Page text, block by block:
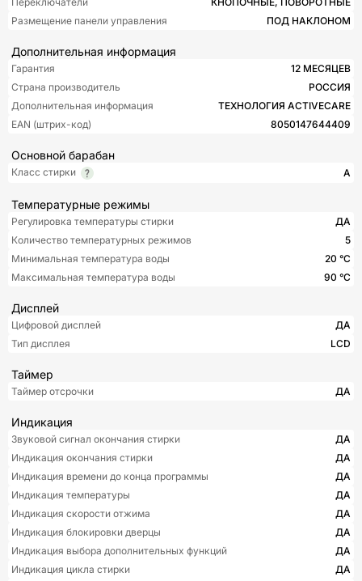
Размещение панели управления
ПОД НАКЛОНОМ
Дополнительная информация
Гарантия
12 МЕСЯЦЕВ
Страна производитель
РОССИЯ
Дополнительная информация
ТЕХНОЛОГИЯ ACTIVECARE
EAN (штрих-код)
8050147644409
Основной барабан
Класс стирки A
Температурные режимы
Регулировка температуры стирки
ДА
Количество температурных режимов
5
Минимальная температура воды
20 °С
Максимальная температура воды
90 °С
Дисплей
Цифровой дисплей
ДА
Тип дисплея
LCD
Таймер
Таймер отсрочки ДА
Индикация
Звуковой сигнал окончания стирки
ДА
Индикация окончания стирки
ДА
Индикация времени до конца программы
ДА
Индикация температуры
ДА
Индикация скорости отжима
ДА
Индикация блокировки дверцы
ДА
Индикация выбора дополнительных функций
ДА
Индикация цикла стирки
ДА